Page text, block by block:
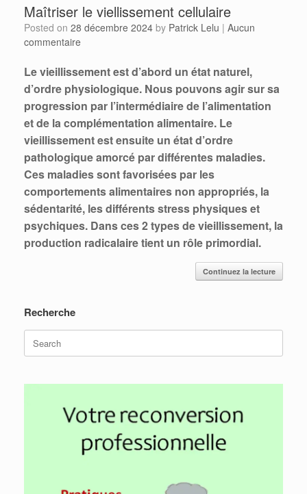
Maîtriser le viellissement cellulaire
Posted on 28 décembre 2024 by Patrick Lelu | Aucun
commentaire
Le vieillissement est d’abord un état naturel,
d’ordre physiologique. Nous pouvons agir sur sa
progression par l’intermédiaire de l’alimentation
et de la complémentation alimentaire. Le
vieillissement est ensuite un état d’ordre
pathologique amorcé par différentes maladies.
Ces maladies sont favorisées par les
comportements alimentaires non appropriés, la
sédentarité, les différents stress physiques et
psychiques. Dans ces 2 types de vieillissement, la
production radicalaire tient un rôle primordial.
Continuez la lecture
Recherche
Search
for: